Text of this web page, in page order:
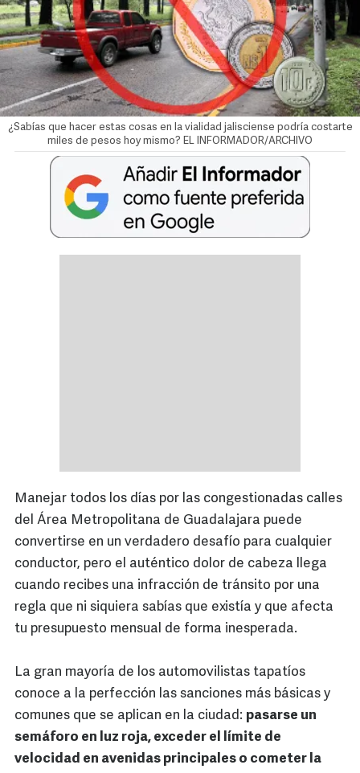
¿Sabías que hacer estas cosas en la vialidad jalisciense podría costarte
miles de pesos hoy mismo? EL INFORMADOR/ARCHIVO
Manejar todos los días por las congestionadas calles
del Área Metropolitana de Guadalajara puede
convertirse en un verdadero desafío para cualquier
conductor, pero el auténtico dolor de cabeza llega
cuando recibes una infracción de tránsito por una
regla que ni siquiera sabías que existía y que afecta
tu presupuesto mensual de forma inesperada.
La gran mayoría de los automovilistas tapatíos
conoce a la perfección las sanciones más básicas y
comunes que se aplican en la ciudad: pasarse un
semáforo en luz roja, exceder el límite de
velocidad en avenidas principales o cometer la